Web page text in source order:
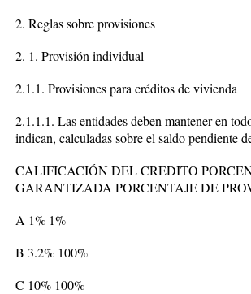
2. Reglas sobre provisiones
2. 1. Provisión individual
2.1.1. Provisiones para créditos de vivienda
2.1.1.1. Las entidades deben mantener en
indican, calculadas sobre el saldo pendiente
CALIFICACIÓN DEL CREDITO
GARANTIZADA PORCENTAJE DE
A 1% 1%
B 3.2% 100%
C 10% 100%